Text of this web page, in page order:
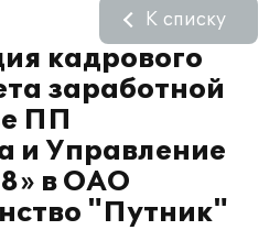
кадрового
заработной
ПП
и Управление
в ОАО
"Путник"
К списку